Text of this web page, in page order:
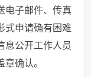
电子邮件、传真
式申请确有困难
息公开工作人员
确认。